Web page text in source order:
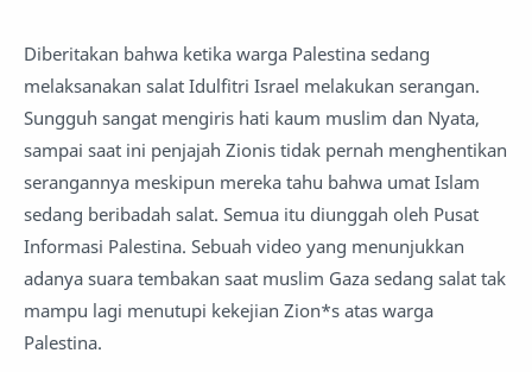
Diberitakan bahwa ketika warga Palestina sedang
melaksanakan salat Idulfitri Israel melakukan serangan.
Sungguh sangat mengiris hati kaum muslim dan Nyata,
sampai saat ini penjajah Zionis tidak pernah menghentikan
serangannya meskipun mereka tahu bahwa umat Islam
sedang beribadah salat. Semua itu diunggah oleh Pusat
Informasi Palestina. Sebuah video yang menunjukkan
adanya suara tembakan saat muslim Gaza sedang salat tak
mampu lagi menutupi kekejian Zion*s atas warga
Palestina.